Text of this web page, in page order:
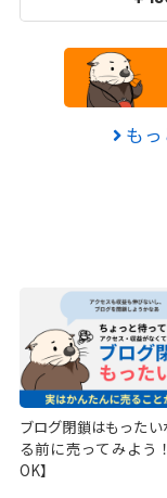
も
ブログ閉鎖はもった
る前に売ってみよう
OK】